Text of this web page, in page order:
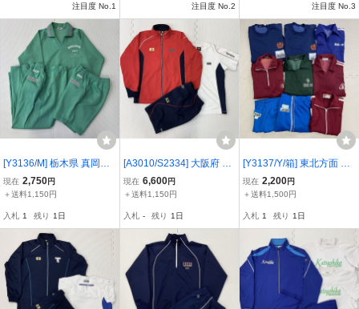
注目度 No.1 注目度 No.2 注目度 No.3
[Y3136/M] 栃木県 真岡市
立真岡西中学校 体操着 3
点 /旧デザイン/校名入り/
ンツ:M程度/UNITIKA/緑
系/女子生徒
現在 2,750円
＋送料1,150円
入札 1 残り 1日
[A3010/S2334] 大阪府 阪
南高校 体操着 3点 /長袖,
半袖トレシャツ,ハーフパ
ージ/体操服/女子卒業生品
現在 6,600円
＋送料1,150円
入札 - 残り 1日
[Y3137/Y/箱] 東北方面 レ
トロ体操着 まとめ 9点 /校
名入り/校名なし/旧タグ/
中学校/高校/男子生徒/平
成/昭和
現在 2,200円
＋送料1,500円
入札 1 残り 1日